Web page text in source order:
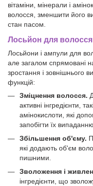
вітаміни, мінерали і
волосся, зменшити його
стан пасом.
Лосьйон для волосся:
Лосьйони і ампули для
але загалом спрямовані
зростання і зовнішнього
функцій:
Зміцнення волосся.
активні інгредієнти,
амінокислоти, які
запобігти їх випаданню.
Збільшення об'єму.
які додають об'єм
пишними.
Зволоження і
інгредієнти, що